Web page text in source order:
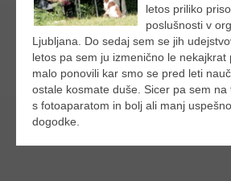
letos priliko
poslušnosti v
Ljubljana. Do sedaj sem se jih
letos pa sem ju izmenično le nekajkrat
malo ponovili kar smo se pred leti
ostale kosmate duše. Sicer pa sem
s fotoaparatom in bolj ali manj
dogodke.